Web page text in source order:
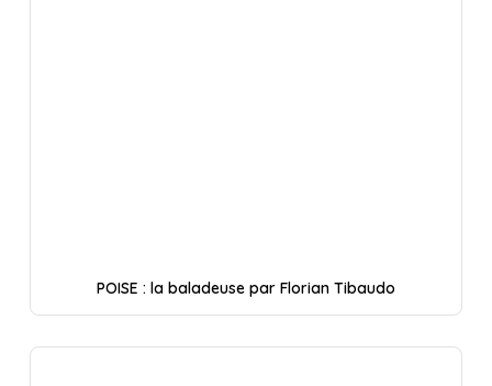
POISE : la baladeuse par Florian Tibaudo